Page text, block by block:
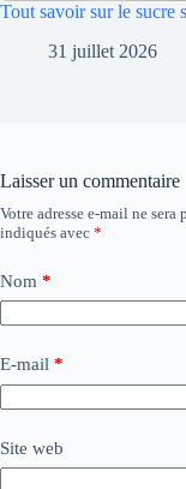
Tout savoir sur le sucre
31 juillet 2026
Laisser un commentaire
Votre adresse e-mail ne sera
indiqués avec *
Nom *
E-mail *
Site web